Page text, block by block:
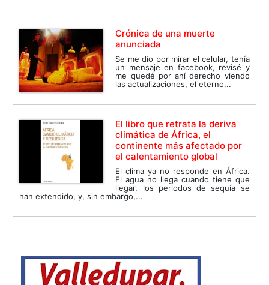
Crónica de una muerte
anunciada
Se me dio por mirar el celular, tenía
un mensaje en facebook, revisé y
me quedé por ahí derecho viendo
las actualizaciones, el eterno...
El libro que retrata la deriva
climática de África, el
continente más afectado por
el calentamiento global
El clima ya no responde en África.
El agua no llega cuando tiene que
llegar, los periodos de sequía se
han extendido, y, sin embargo,...